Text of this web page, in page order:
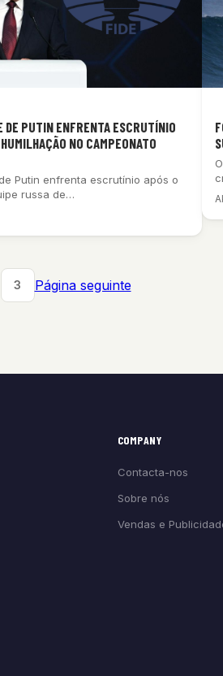
DE PUTIN ENFRENTA ESCRUTÍNIO
NO CAMPEONATO
Putin enfrenta escrutínio após o
russa de…
3 Página seguinte
COMPANY
Contacta-nos
Sobre nós
Vendas e